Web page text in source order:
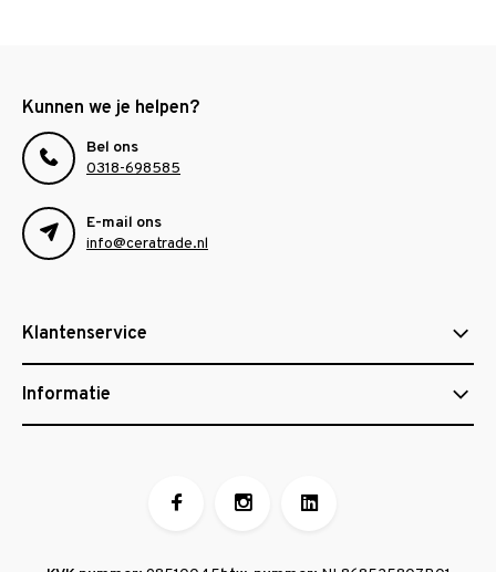
Kunnen we je helpen?
Bel ons
0318-698585
E-mail ons
info@ceratrade.nl
Klantenservice
Informatie